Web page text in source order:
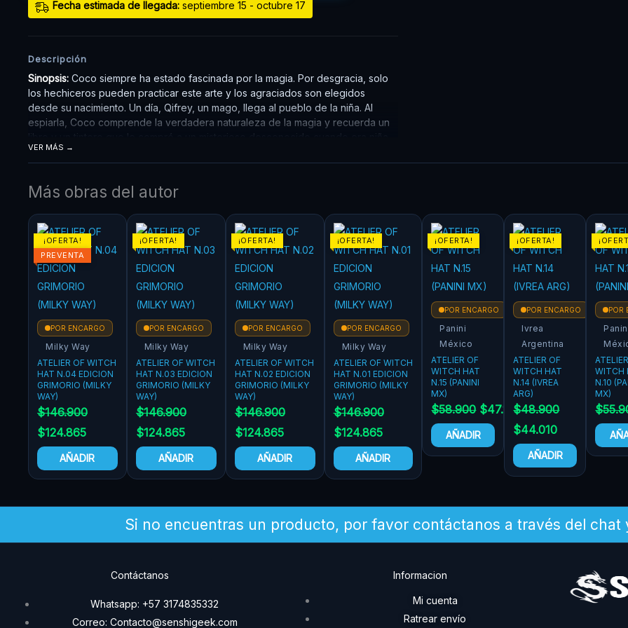
Fecha estimada de llegada: septiembre 15 - octubre 17
Descripción
Sinopsis: Coco siempre ha estado fascinada por la magia. Por desgracia, solo
los hechiceros pueden practicar este arte y los agraciados son elegidos
desde su nacimiento. Un día, Qifrey, un mago, llega al pueblo de la niña. Al
espiarla, Coco comprende la verdadera naturaleza de la magia y recuerda un
libro y un tintero que le compró a un misterioso desconocido cuando era niña…
Pero, en su ignorancia, ¡Coco comete un acto trágico!
VER MÁS
Más obras del autor
¡OFERTA!
PREVENTA
POR ENCARGO
Milky Way
ATELIER OF WITCH
HAT N.04 EDICION
GRIMORIO (MILKY
WAY)
$146.900
$124.865
AÑADIR
¡OFERTA!
POR ENCARGO
Milky Way
ATELIER OF WITCH
HAT N.03 EDICION
GRIMORIO (MILKY
WAY)
$146.900
$124.865
AÑADIR
¡OFERTA!
POR ENCARGO
Milky Way
ATELIER OF WITCH
HAT N.02 EDICION
GRIMORIO (MILKY
WAY)
$146.900
$124.865
AÑADIR
¡OFERTA!
POR ENCARGO
Milky Way
ATELIER OF WITCH
HAT N.01 EDICION
GRIMORIO (MILKY
WAY)
$146.900
$124.865
AÑADIR
¡OFERTA!
POR ENCARGO
Panini
México
ATELIER OF
WITCH HAT
N.15 (PANINI
MX)
$58.900 $47.120
AÑADIR
¡OFERTA!
POR ENCARGO
Ivrea
Argentina
ATELIER OF
WITCH HAT
N.14 (IVREA
ARG)
$48.900
$44.010
AÑADIR
POR
WITCH
N.10
MX)
$
Si no encuentras un producto, por favor contáctanos a través del
Contáctanos
Whatsapp: +57 3174835332
Correo: Contacto@senshigeek.com
Informacion
Mi cuenta
Ratrear envío